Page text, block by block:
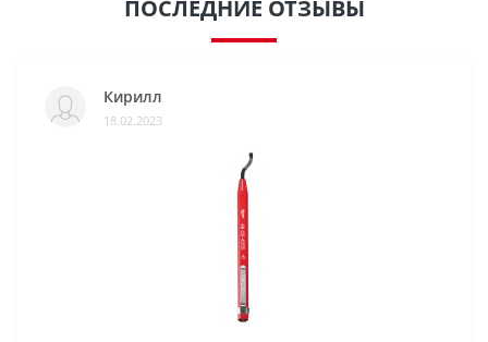
ПОСЛЕДНИЕ ОТЗЫВЫ
Кирилл
18.02.2023